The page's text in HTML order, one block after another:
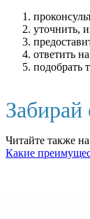
уточнить,
ответить
подобрать
Забирай
Читайте также
Какие